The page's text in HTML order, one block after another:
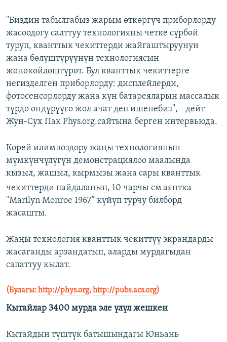
"Биздин табылгабыз жарым өткөргүч приборлорду
жасоодогу салттуу технологияны четке сүрбөй
туруп, кванттык чекиттерди жайгаштыруунун
жана бөлүштүрүүнүн технологиясын
жөнөкөйлөштүрөт. Бул кванттык чекиттерге
негизделген приборлорду: дисплейлерди,
фотосенсорлорду жана күн батареяларын массалык
түрдө өндүрүүгө жол ачат деп ишенебиз", - дейт
Жун-Сух Пак Phys.org.сайтына берген интервьюда.
Корей илимпоздору жаңы технологиянын
мүмкүнчүлүгүн демонстрациялоо маалында
кызыл, жашыл, кырмызы жана сары кванттык
чекиттерди пайдаланып, 10 чарчы смаянтка
"Marilyn Monroe 1967” күйүп турчу билборд
жасашты.
Жаңы технология кванттык чекиттүү экрандарды
жасаганды арзандатып, аларды мурдагыдан
сапаттуу кылат.
(Булагы:http://phys.org,http://pubs.acs.org)
Кытайлар 3400 мурда эле үлүл жешкен
Кытайдын түштүк батышындагы Юньань